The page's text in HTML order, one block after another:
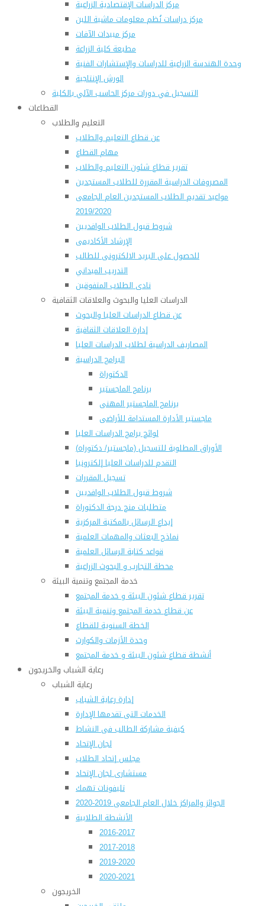
مركز الدراسات الإقتصادية الزراعية
مركز دراسات نُظم معلومات ماشية اللبن
مركز مبيدات الآفات
مطبعة كلية الزراعة
وحدة الهندسة الزراعية للدراسات والإستشارات الفنية
الورش الإنتاجية
التسجيل في دورات مركز الحاسب الآلي بالكلية
القطاعات
التعليم والطلاب
عن قطاع التعليم والطلاب
مهام القطاع
تقرير قطاع شئون التعليم والطلاب
المصروفات الدراسية المقررة للطلاب المستجدين
مواعيد تقديم الطلاب المستجدين العام الجامعى
2019/2020
شروط قبول الطلاب الوافديين
الإرشاد الأكاديمى
للحصول على البريد الالكترونى للطالب
التدريب الميداني
نادى الطلاب المتفوقين
الدراسات العليا والبحوث والعلاقات الثقافية
عن قطاع الدراسات العليا والبحوث
إدارة العلاقات الثقافية
المصاريف الدراسية لطلاب الدراسات العليا
البرامج الدراسية
الدكتوراة
برنامج الماجستير
برنامج الماجستير المهنى
ماجستير الأدارة المستدامة للأراضى
لوائح برامج الدراسات العليا
(الأوراق المطلوبة للتسجيل (ماجستير/ دكتوراه
التقدم للدراسات العليا إلكترونيا
تسجيل المقررات
شروط قبول الطلاب الوافديين
متطلبات منح درجة الدكتوراة
إيداع الرسائل بالمكتبة المركزية
نماذج البعثات والمهمات العلمية
قواعد كتابة الرسائل العلمية
محطة التجارب و البحوث الزراعية
خدمة المجتمع وتنمية البيئة
تقرير قطاع شئون البيئة و خدمة المجتمع
عن قطاع خدمة المجتمع وتنمية البيئة
الخطة السنوية للقطاع
وحدة الأزمات والكوارث
أنشطة قطاع شئون البيئة و خدمة المجتمع
رعاية الشباب والخريجون
رعاية الشباب
إدارة رعاية الشباب
الخدمات التى تقدمها الإدارة
كيفية مشاركة الطالب فى النشاط
لجان الإتحاد
مجلس إتحاد الطلاب
مستشارى لجان الإتحاد
تليفونات تهمك
الجوائز والمراكز خلال العام الجامعى 2019-2020
الأنشطة الطلابية
2016-2017
2017-2018
2019-2020
2020-2021
الخريجون